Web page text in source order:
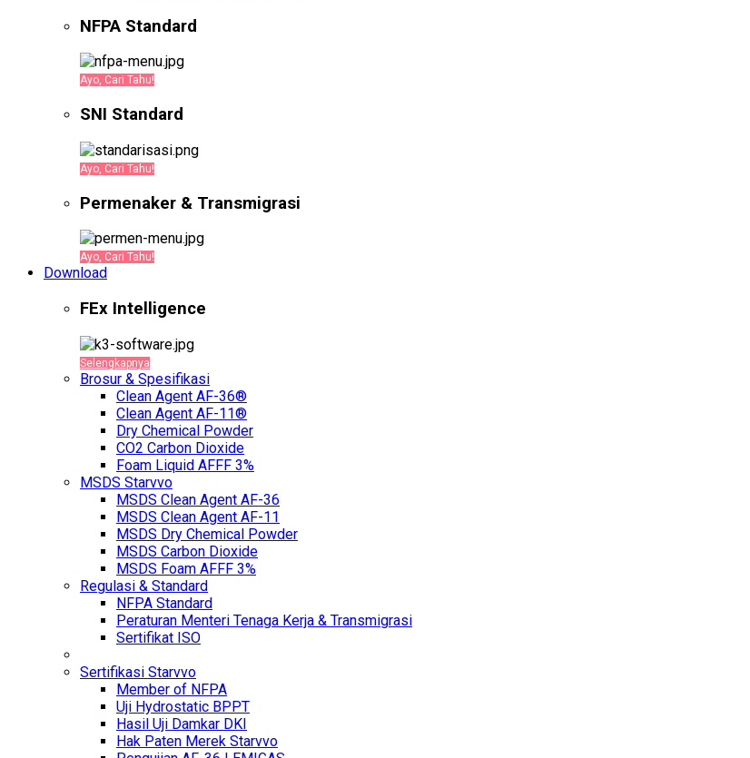
NFPA Standard
Ayo, Cari Tahu!
SNI Standard
Ayo, Cari Tahu!
Permenaker & Transmigrasi
Ayo, Cari Tahu!
Download
FEx Intelligence
Selengkapnya
Brosur & Spesifikasi
Clean Agent AF-36®
Clean Agent AF-11®
Dry Chemical Powder
CO2 Carbon Dioxide
Foam Liquid AFFF 3%
MSDS Starvvo
MSDS Clean Agent AF-36
MSDS Clean Agent AF-11
MSDS Dry Chemical Powder
MSDS Carbon Dioxide
MSDS Foam AFFF 3%
Regulasi & Standard
NFPA Standard
Peraturan Menteri Tenaga Kerja & Transmigrasi
Sertifikat ISO
Sertifikasi Starvvo
Member of NFPA
Uji Hydrostatic BPPT
Hasil Uji Damkar DKI
Hak Paten Merek Starvvo